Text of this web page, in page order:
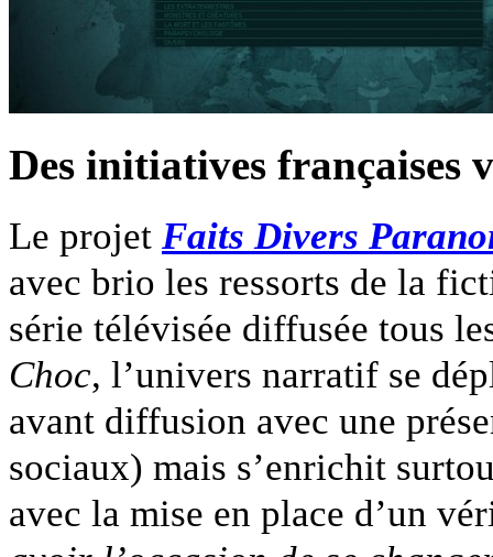
Des initiatives
Le projet Faits Divers
avec brio les ressorts de la
série télévisée diffusée tous
Choc, l’univers narratif se
avant diffusion avec une
sociaux) mais s’enrichit
avec la mise en place d’un